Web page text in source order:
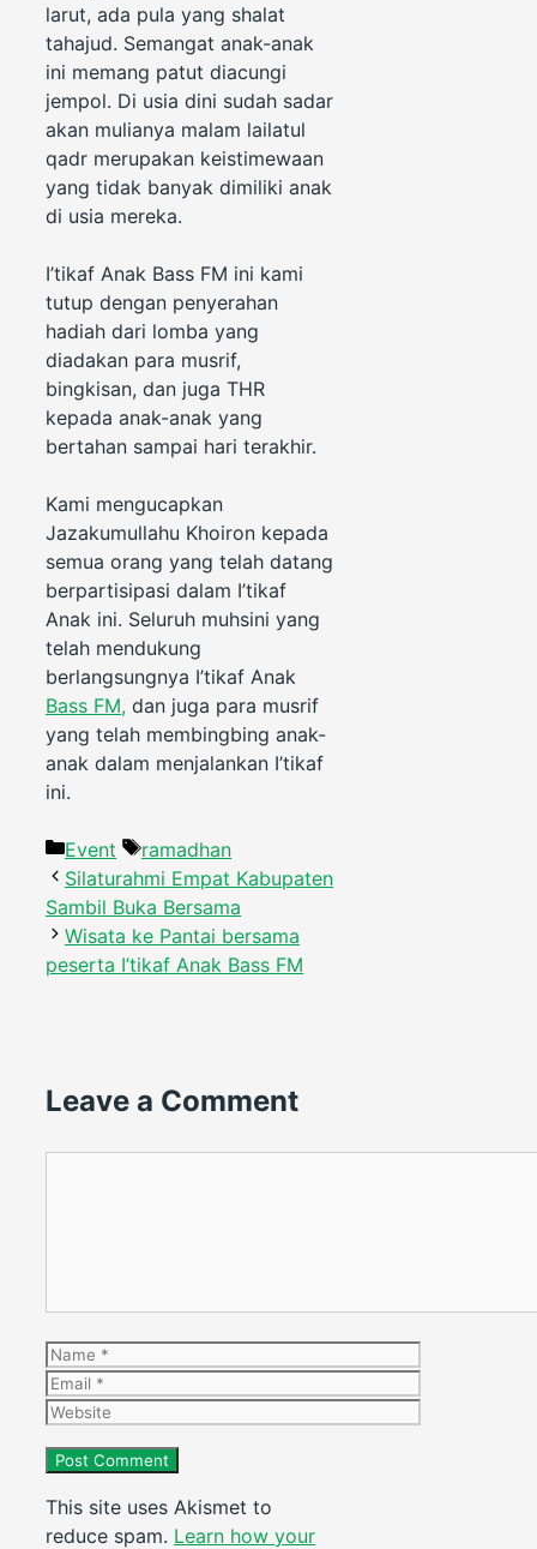
larut, ada pula yang shalat
tahajud. Semangat anak-anak
ini memang patut diacungi
jempol. Di usia dini sudah sadar
akan mulianya malam lailatul
qadr merupakan keistimewaan
yang tidak banyak dimiliki anak
di usia mereka.
I’tikaf Anak Bass FM ini kami
tutup dengan penyerahan
hadiah dari lomba yang
diadakan para musrif,
bingkisan, dan juga THR
kepada anak-anak yang
bertahan sampai hari terakhir.
Kami mengucapkan
Jazakumullahu Khoiron kepada
semua orang yang telah datang
berpartisipasi dalam I’tikaf
Anak ini. Seluruh muhsini yang
telah mendukung
berlangsungnya I’tikaf Anak
Bass FM, dan juga para musrif
yang telah membingbing anak-
anak dalam menjalankan I’tikaf
ini.
Categories
Event Tags
ramadhan
Silaturahmi Empat Kabupaten
Sambil Buka Bersama
Wisata ke Pantai bersama
peserta I’tikaf Anak Bass FM
Leave a Comment
Name
Email
Website
This site uses Akismet to
reduce spam. Learn how your